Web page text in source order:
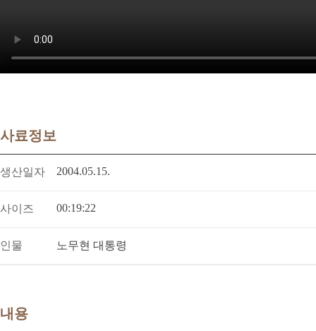
사료정보
생산일자 2004.05.15.
사이즈 00:19:22
인물 노무현 대통령
내용